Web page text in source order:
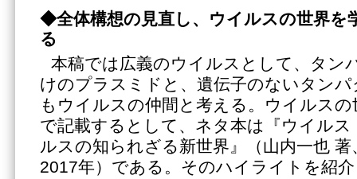
◆全体構想の見直し、ウイルスの世界を
る
本稿では広義のウイルスとして、タン
けのプラスミドと、遺伝子のないタン
もウイルスの仲間と考える。ウイルス
で記載するとして、ネタ本は『ウイル
ルスの知られざる新世界』（山内一也 著
2017年）である。そのハイライトを紹